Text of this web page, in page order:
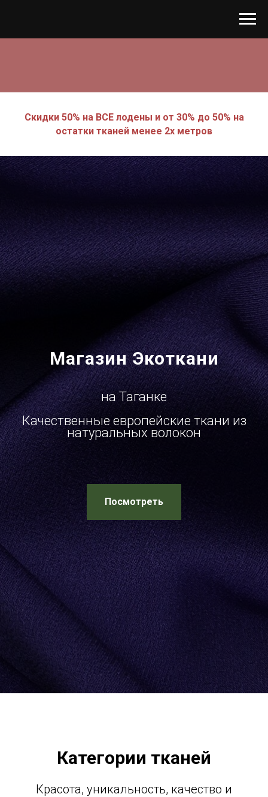
Скидки 50% на ВСЕ лодены и от 30% до 50% на
остатки тканей менее 2х метров
Магазин Экоткани
на Таганке
Качественные европейские ткани из
натуральных волокон
Посмотреть
Категории тканей
Красота, уникальность, качество и